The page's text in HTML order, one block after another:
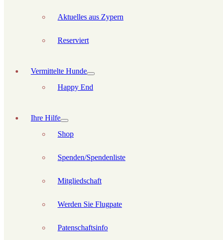
Aktuelles aus Zypern
Reserviert
Vermittelte Hunde
Happy End
Ihre Hilfe
Shop
Spenden/Spendenliste
Mitgliedschaft
Werden Sie Flugpate
Patenschaftsinfo